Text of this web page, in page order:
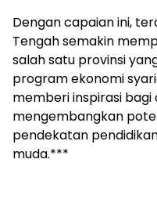
Dengan capaian ini,
Tengah semakin
salah satu provinsi
program ekonomi
memberi inspirasi bagi
mengembangkan
pendekatan
muda.***